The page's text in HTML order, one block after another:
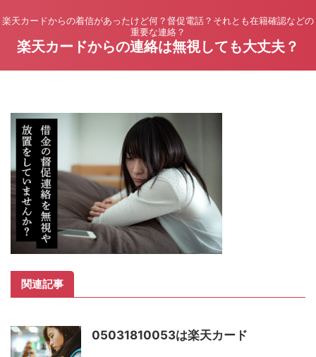
楽天カードからの着信があったけど何？督促電話？それとも在籍確認などの
重要な連絡？
楽天カードからの連絡は無視しても大丈夫？
関連記事
05031810053は楽天カード